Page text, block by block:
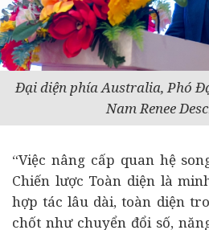
Đại diện phía Australia, Phó
Nam Renee
“Việc nâng cấp quan hệ
Chiến lược Toàn diện là
hợp tác lâu dài, toàn diện
chốt như chuyển đổi số,